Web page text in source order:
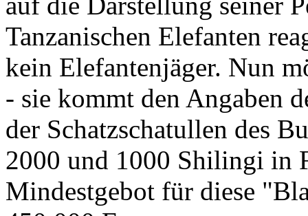
Tanzanischen Elefanten
kein Elefantenjäger. Nun
- sie kommt den Angaben
der Schatzschatullen des
2000 und 1000 Shilingi in
Mindestgebot für diese